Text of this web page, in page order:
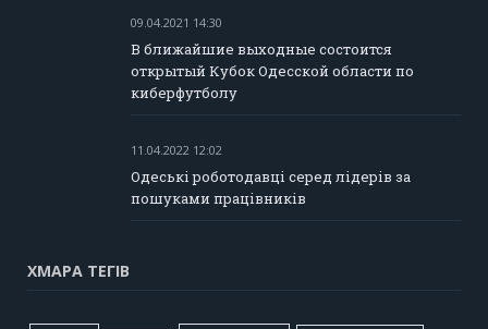
09.04.2021 14:30
В ближайшие выходные состоится
открытый Кубок Одесской области по
киберфутболу
11.04.2022 12:02
Одеські роботодавці серед лідерів за
пошуками працівників
ХМАРА ТЕГІВ